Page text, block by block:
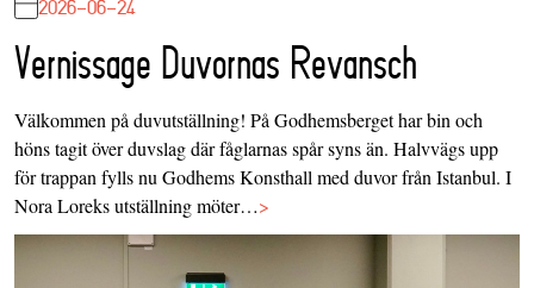
2026-06-24
Vernissage Duvornas Revansch
Välkommen på duvutställning! På Godhemsberget har bin och
höns tagit över duvslag där fåglarnas spår syns än. Halvvägs upp
för trappan fylls nu Godhems Konsthall med duvor från Istanbul. I
Nora Loreks utställning möter…>